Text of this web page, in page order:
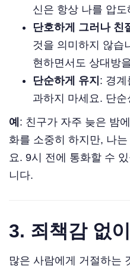
신은 항상 나를 압도
단호하게 그러나 친
것을 의미하지 않습
현하면서도 상대방
단순하게 유지 : 경계
과하지 마세요. 단
예 : 친구가 자주 늦은 밤
화를 소중히 하지만, 나
요. 9시 전에 통화할 수
니다.
3. 죄책감 없
많은 사람에게 거절하는